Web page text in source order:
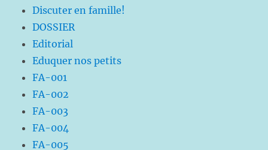
Discuter en famille!
DOSSIER
Editorial
Eduquer nos petits
FA-001
FA-002
FA-003
FA-004
FA-005